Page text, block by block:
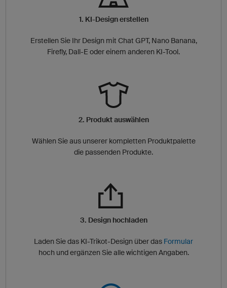
1. KI-Design erstellen
Erstellen Sie Ihr Design mit Chat GPT, Nano Banana,
Firefly, Dall-E oder einem anderen KI-Tool.
2. Produkt auswählen
Wählen Sie aus unserer kompletten Produktpalette
die passenden Produkte.
3. Design hochladen
Laden Sie das KI-Trikot-Design über das Formular
hoch und ergänzen Sie alle wichtigen Angaben.